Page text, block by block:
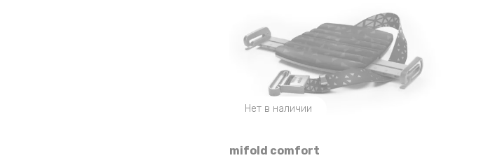
Нет в наличии
mifold comfort